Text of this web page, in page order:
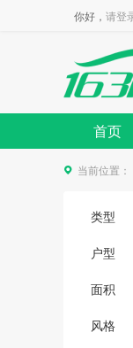
你好， 请登
首页
当前位置：
类型
户型
面积
风格